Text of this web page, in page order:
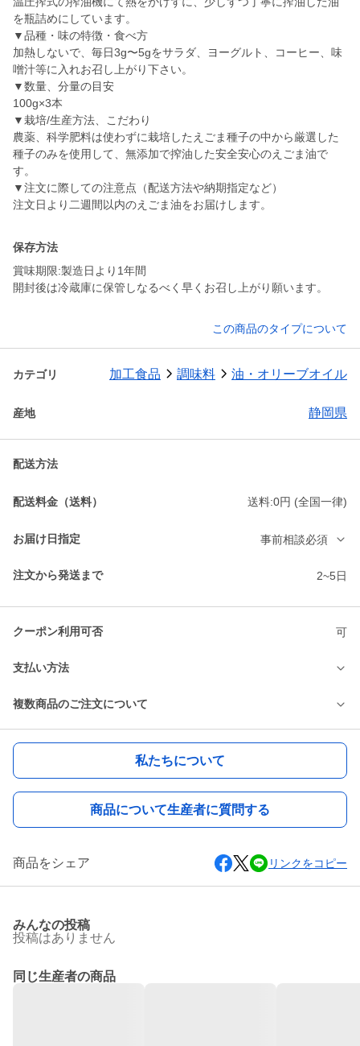
を瓶詰めにしています。
▼品種・味の特徴・食べ方
加熱しないで、毎日3g〜5gをサラダ、ヨーグルト、コーヒー、味
噌汁等に入れお召し上がり下さい。
▼数量、分量の目安
100g×3本
▼栽培/生産方法、こだわり
農薬、科学肥料は使わずに栽培したえごま種子の中から厳選した
種子のみを使用して、無添加で搾油した安全安心のえごま油で
す。
▼注文に際しての注意点（配送方法や納期指定など）
注文日より二週間以内のえごま油をお届けします。
保存方法
賞味期限:製造日より1年間
開封後は冷蔵庫に保管しなるべく早くお召し上がり願います。
この商品のタイプについて
カテゴリ 加工食品 調味料 油・オリーブオイル
産地 静岡県
配送方法
配送料金（送料） 送料:0円 (全国一律)
お届け日指定 事前相談必須
注文から発送まで 2~5日
クーポン利用可否 可
支払い方法
複数商品のご注文について
私たちについて
商品について生産者に質問する
商品をシェア リンクをコピー
みんなの投稿
投稿はありません
同じ生産者の商品